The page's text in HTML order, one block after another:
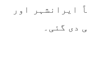
تیسرا کونسل سیشن 17،16 اور 18 جون کو کوئٹہ میں
مرکزی ترجمان
ایرانشہر اور
دی گئی۔